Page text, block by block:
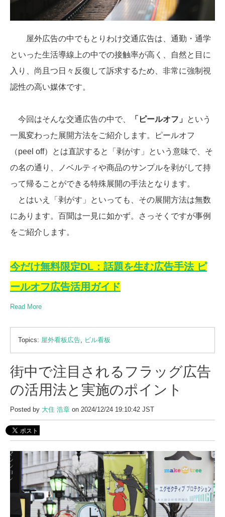
屋外広告の中でもとりわけ交通広告は、通勤・通学
といった生活導線上の中での接触率が高く、自然と目に
入り、尚且つ日々反復して訴求するため、非常に強制視
認性の高い媒体です。
今回はそんな交通広告の中で、 「ピールオフ」
という
一風変わった展開方法をご紹介します。ピールオフ
（peel off）とは直訳すると「剥がす」という意味で、そ
の名の通り、ノベルティや商品のサンプルを剥がして持
って帰ることができる特殊展開の手法となります。
とはいえ「剥がす」といっても、その展開方法は無数
にあります。百聞は一見に如かず。さっそくですが事例
をご紹介します。
今だけ無料限定DL：話題を生む広告手法 ピ
ールオフ広告活用ガイド
Read More
Topics: 屋外看板広告 ビル看板
街中で注目されるフラッグ広告
の活用法と実施のポイント
Posted by 大住 浩章 on 2024/12/24 19:10:42 JST